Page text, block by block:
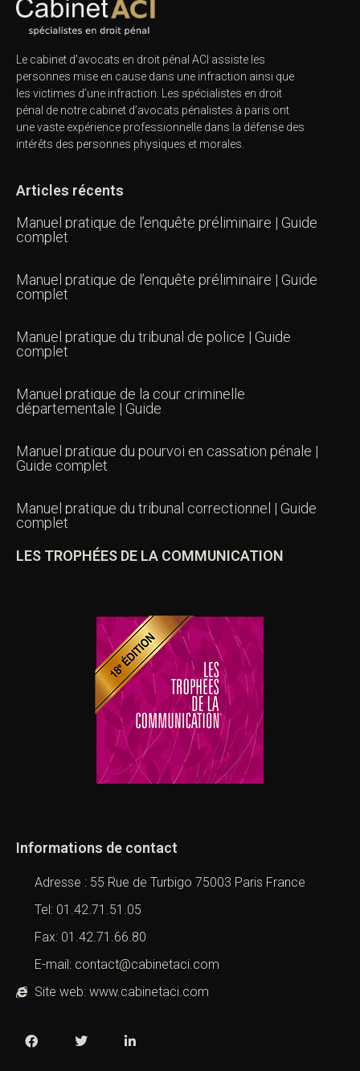
Le cabinet d’avocats en droit pénal ACI assiste les
personnes mise en cause dans une infraction ainsi que
les victimes d’une infraction. Les spécialistes en droit
pénal de notre cabinet d’avocats pénalistes à paris ont
une vaste expérience professionnelle dans la défense des
intérêts des personnes physiques et morales.
Articles récents
Manuel pratique de l’enquête préliminaire | Guide
complet
Manuel pratique de l’enquête préliminaire | Guide
complet
Manuel pratique du tribunal de police | Guide
complet
Manuel pratique de la cour criminelle
départementale | Guide
Manuel pratique du pourvoi en cassation pénale |
Guide complet
Manuel pratique du tribunal correctionnel | Guide
complet
LES TROPHÉES DE LA COMMUNICATION
Informations de contact
Adresse : 55 Rue de Turbigo 75003 Paris France
Tel: 01.42.71.51.05
Fax: 01.42.71.66.80
E-mail: contact@cabinetaci.com
Site web: www.cabinetaci.com